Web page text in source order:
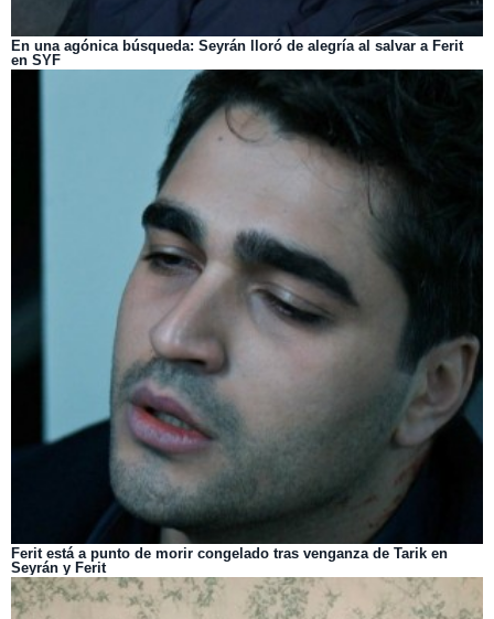
En una agónica búsqueda: Seyrán lloró de alegría al salvar a Ferit
en SYF
Ferit está a punto de morir congelado tras venganza de Tarik en
Seyrán y Ferit